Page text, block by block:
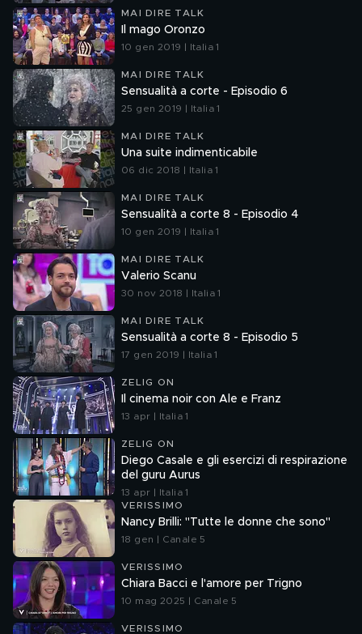
MAI DIRE TALK
Il mago Oronzo
10 gen 2019 | Italia 1
MAI DIRE TALK
Sensualità a corte - Episodio 6
25 gen 2019 | Italia 1
MAI DIRE TALK
Una suite indimenticabile
06 dic 2018 | Italia 1
MAI DIRE TALK
Sensualità a corte 8 - Episodio 4
10 gen 2019 | Italia 1
MAI DIRE TALK
Valerio Scanu
30 nov 2018 | Italia 1
MAI DIRE TALK
Sensualità a corte 8 - Episodio 5
17 gen 2019 | Italia 1
ZELIG ON
Il cinema noir con Ale e Franz
13 apr | Italia 1
ZELIG ON
Diego Casale e gli esercizi di respirazione
del guru Aurus
13 apr | Italia 1
VERISSIMO
Nancy Brilli: "Tutte le donne che sono"
18 gen | Canale 5
VERISSIMO
Chiara Bacci e l'amore per Trigno
10 mag 2025 | Canale 5
VERISSIMO